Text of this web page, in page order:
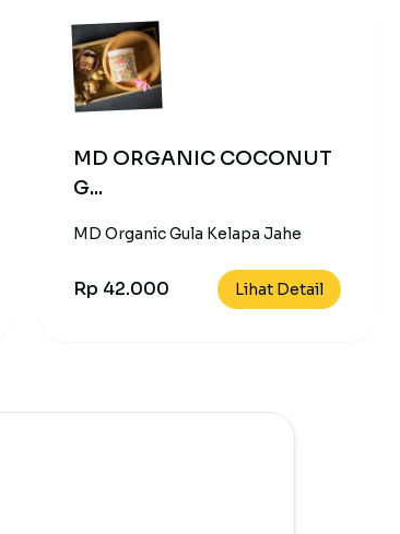
MD ORGANIC COCONUT
G...
MD Organic Gula Kelapa Jahe
Rp 42.000 Lihat Detail